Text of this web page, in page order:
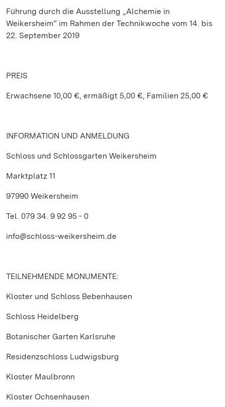
Führung durch die Ausstellung „Alchemie in
Weikersheim“ im Rahmen der Technikwoche vom 14. bis
22. September 2019
PREIS
Erwachsene 10,00 €, ermäßigt 5,00 €, Familien 25,00 €
INFORMATION UND ANMELDUNG
Schloss und Schlossgarten Weikersheim
Marktplatz 11
97990 Weikersheim
Tel. 079 34. 9 92 95 - 0
info@schloss-weikersheim.de
TEILNEHMENDE MONUMENTE:
Kloster und Schloss Bebenhausen
Schloss Heidelberg
Botanischer Garten Karlsruhe
Residenzschloss Ludwigsburg
Kloster Maulbronn
Kloster Ochsenhausen